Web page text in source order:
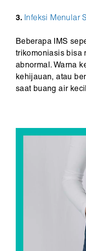
3. Infeksi Menular
Beberapa IMS
trikomoniasis bisa
abnormal. Warna
kehijauan, atau
saat buang air